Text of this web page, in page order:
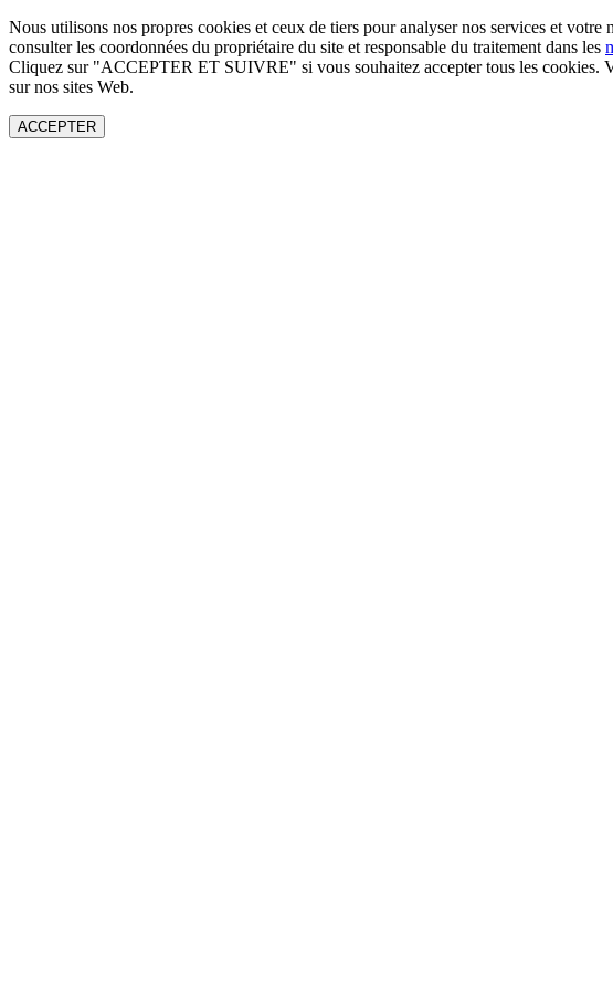
Nous utilisons nos propres cookies et ceux de tiers pour analyser nos services et
consulter les coordonnées du propriétaire du site et responsable du traitement dans les
Cliquez sur "ACCEPTER ET SUIVRE" si vous souhaitez accepter tous les cookies.
sur nos sites Web.
ACCEPTER